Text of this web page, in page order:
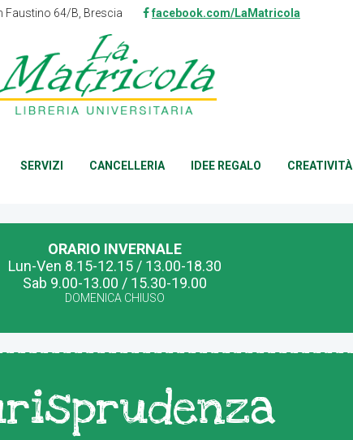
Faustino 64/B, Brescia facebook.com/LaMatricola
SERVIZI CANCELLERIA IDEE REGALO CREATIVITÀ
ORARIO INVERNALE
Lun-Ven 8.15-12.15 / 13.00-18.30
Sab 9.00-13.00 / 15.30-19.00
DOMENICA CHIUSO